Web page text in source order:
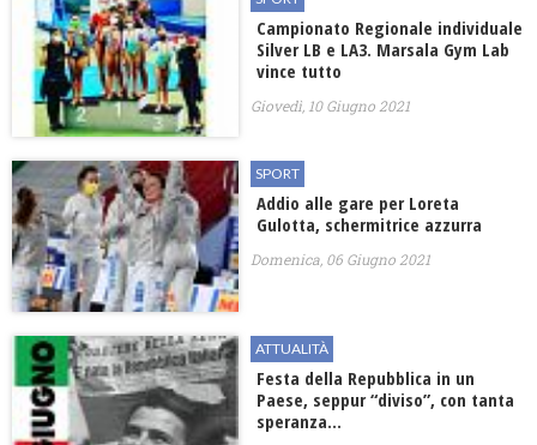
Campionato Regionale individuale
Silver LB e LA3. Marsala Gym Lab
vince tutto
Giovedì, 10 Giugno 2021
SPORT
Addio alle gare per Loreta
Gulotta, schermitrice azzurra
Domenica, 06 Giugno 2021
ATTUALITÀ
Festa della Repubblica in un
Paese, seppur “diviso”, con tanta
speranza…